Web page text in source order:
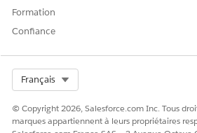
Dites-nous ce que nous
Formation
Confiance
Français
© Copyright 2026, Salesforce.com Inc. Tous
marques appartiennent à leurs propriétaires